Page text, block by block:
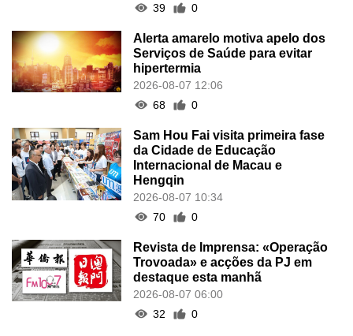
39
0
Alerta amarelo motiva apelo dos
Serviços de Saúde para evitar
hipertermia
2026-08-07 12:06
68
0
Sam Hou Fai visita primeira fase
da Cidade de Educação
Internacional de Macau e
Hengqin
2026-08-07 10:34
70
0
Revista de Imprensa: «Operação
Trovoada» e acções da PJ em
destaque esta manhã
2026-08-07 06:00
32
0